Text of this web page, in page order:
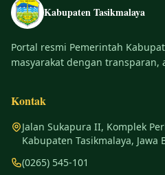
Kabupaten Tasikmalaya
Portal resmi Pemerintah
masyarakat dengan transparan,
Kontak
Jalan Sukapura II, Komplek
Kabupaten Tasikmalaya, Jawa
(0265) 545-101